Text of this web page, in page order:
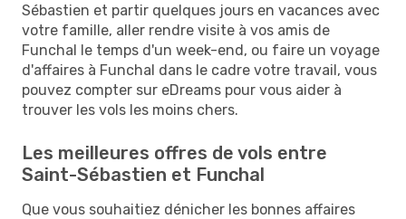
Sébastien et partir quelques jours en vacances avec
votre famille, aller rendre visite à vos amis de
Funchal le temps d'un week-end, ou faire un voyage
d'affaires à Funchal dans le cadre votre travail, vous
pouvez compter sur eDreams pour vous aider à
trouver les vols les moins chers.
Les meilleures offres de vols entre
Saint-Sébastien et Funchal
Que vous souhaitiez dénicher les bonnes affaires